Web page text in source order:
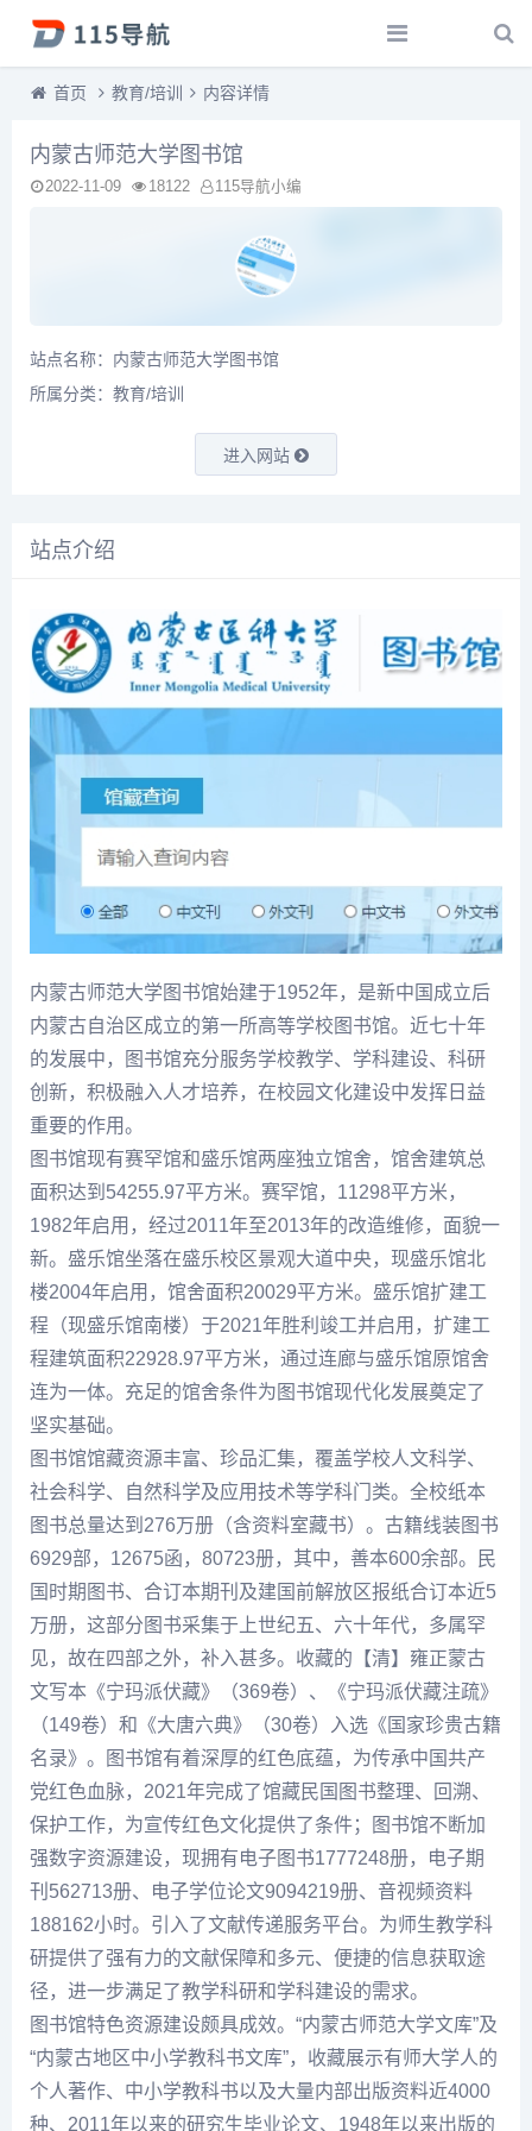
首页 教育/培训 内容详情
内蒙古师范大学图书馆
2022-11-09 18122 115导航小编
站点名称：内蒙古师范大学图书馆
所属分类： 教育/培训
进入网站
站点介绍
内蒙古师范大学图书馆始建于1952年，是新中国成立后
内蒙古自治区成立的第一所高等学校图书馆。近七十年
的发展中，图书馆充分服务学校教学、学科建设、科研
创新，积极融入人才培养，在校园文化建设中发挥日益
重要的作用。
图书馆现有赛罕馆和盛乐馆两座独立馆舍，馆舍建筑总
面积达到54255.97平方米。赛罕馆，11298平方米，
1982年启用，经过2011年至2013年的改造维修，面貌一
新。盛乐馆坐落在盛乐校区景观大道中央，现盛乐馆北
楼2004年启用，馆舍面积20029平方米。盛乐馆扩建工
程（现盛乐馆南楼）于2021年胜利竣工并启用，扩建工
程建筑面积22928.97平方米，通过连廊与盛乐馆原馆舍
连为一体。充足的馆舍条件为图书馆现代化发展奠定了
坚实基础。
图书馆馆藏资源丰富、珍品汇集，覆盖学校人文科学、
社会科学、自然科学及应用技术等学科门类。全校纸本
图书总量达到276万册（含资料室藏书）。古籍线装图书
6929部，12675函，80723册，其中，善本600余部。民
国时期图书、合订本期刊及建国前解放区报纸合订本近5
万册，这部分图书采集于上世纪五、六十年代，多属罕
见，故在四部之外，补入甚多。收藏的【清】雍正蒙古
文写本《宁玛派伏藏》（369卷）、《宁玛派伏藏注疏》
（149卷）和《大唐六典》（30卷）入选《国家珍贵古籍
名录》。图书馆有着深厚的红色底蕴，为传承中国共产
党红色血脉，2021年完成了馆藏民国图书整理、回溯、
保护工作，为宣传红色文化提供了条件；图书馆不断加
强数字资源建设，现拥有电子图书1777248册，电子期
刊562713册、电子学位论文9094219册、音视频资料
188162小时。引入了文献传递服务平台。为师生教学科
研提供了强有力的文献保障和多元、便捷的信息获取途
径，进一步满足了教学科研和学科建设的需求。
图书馆特色资源建设颇具成效。“内蒙古师范大学文库”及
“内蒙古地区中小学教科书文库”，收藏展示有师大学人的
个人著作、中小学教科书以及大量内部出版资料近4000
种、2011年以来的研究生毕业论文、1948年以来出版的